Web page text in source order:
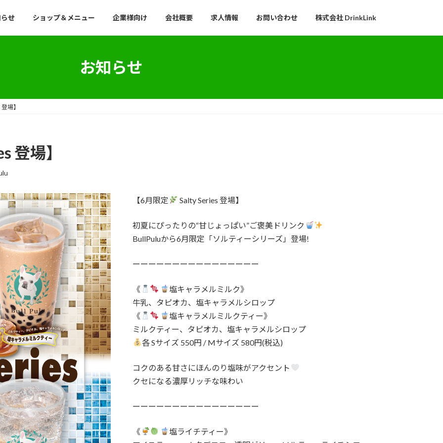
せ ショップ＆メニュー 企業様向け 会社概要 求人情報 お問い合わせ 株式会社 DrinkLink
お知らせ
場】
登場】
【6月限定 Salty Series 登場】
初夏にぴったりの“甘じょっぱい”ご褒美ドリンク
BullPuluから6月限定「ソルティーシリーズ」登場!
ーーーーーーーーーーーーーーーー
《
塩キャラメルミルク》
牛乳、タピオカ、塩キャラメルシロップ
《
塩キャラメルミルクティー》
ミルクティー、タピオカ、塩キャラメルシロップ
各 Sサイズ 550円 / Mサイズ 580円(税込)
コクのある甘さにほんのり塩味がアクセント
クセになる濃厚リッチな味わい
ーーーーーーーーーーーーーーーー
《
塩ライチティー》